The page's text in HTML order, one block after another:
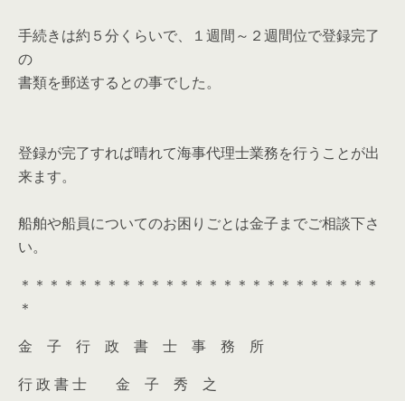
手続きは約５分くらいで、１週間～２週間位で登録完了
の
書類を郵送するとの事でした。
登録が完了すれば晴れて海事代理士業務を行うことが出
来ます。
船舶や船員についてのお困りごとは金子までご相談下さ
い。
＊＊＊＊＊＊＊＊＊＊＊＊＊＊＊＊＊＊＊＊＊＊＊＊＊
＊
金 子 行 政 書 士 事 務 所
行 政 書 士 金 子 秀 之